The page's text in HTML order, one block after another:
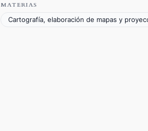
MATERIAS
Cartografía, elaboración de mapas y